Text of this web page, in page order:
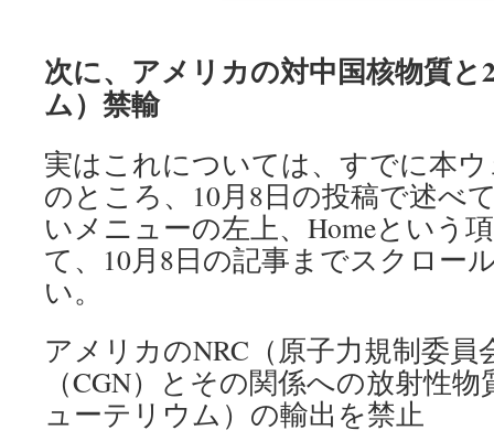
次に、アメリカの対中国核物質
ム）禁輸
実はこれについては、すでに本
のところ、10月8日の投稿で述べ
いメニューの左上、Homeという
て、10月8日の記事までスクロー
い。
アメリカのNRC（原子力規制委員
（CGN）とその関係への放射性
ューテリウム）の輸出を禁止